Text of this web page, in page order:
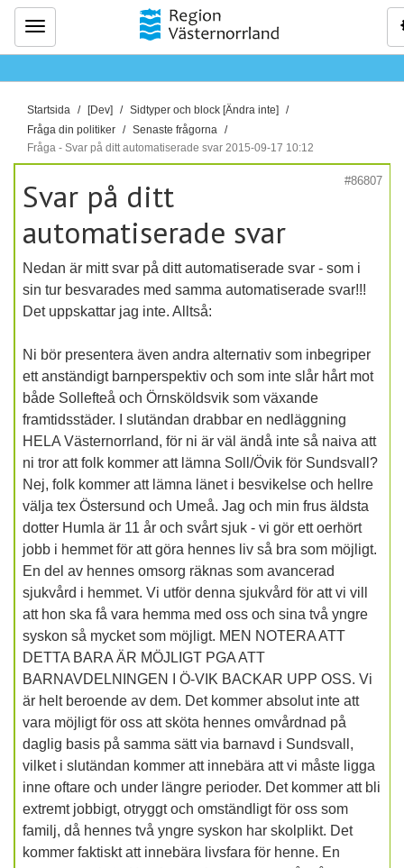
Meny
D
u
ä
h
r
:
Startsida [Dev]
Sidtyper och block [Ändra inte]
Fråga din politiker
Senaste frågorna
Fråga - Svar på ditt automatiserade svar 2015-09-17 10:12
#86807
Svar på ditt
automatiserade svar
Nedan är mitt svar på ditt automatiserade svar - som i
sin tur besvarades med samma automatiserade svar!!!
Det uppskattar jag inte. Alltså:
Ni bör presentera även andra alternativ som inbegriper
ett anständigt barnperspektiv och som inte slår hårt mot
både Sollefteå och Örnsköldsvik som växande
framtidsstäder. I slutändan drabbar en nedläggning
HELA Västernorrland, för ni är väl ändå inte så naiva att
ni tror att folk kommer att lämna Soll/Övik för Sundsvall?
Nej, folk kommer att lämna länet i besvikelse och hellre
välja tex Östersund och Umeå. Jag och min frus äldsta
dotter Humla är 11 år och svårt sjuk - vi gör ett oerhört
jobb i hemmet för att göra hennes liv så bra som möjligt.
En del av hennes omsorg räknas som avancerad
sjukvård i hemmet. Vi utför denna sjukvård för att vi vill
att hon ska få vara hemma med oss och sina två yngre
syskon så mycket som möjligt. MEN NOTERA ATT
DETTA BARA ÄR MÖJLIGT PGA ATT
BARNAVDELNINGEN I Ö-VIK BACKAR UPP OSS. Vi
är helt beroende av dem. Det kommer absolut inte att
vara möjligt för oss att sköta hennes omvårdnad på
daglig basis på samma sätt via barnavd i Sundsvall,
vilket i slutändan kommer att innebära att vi måste ligga
inne oftare och under längre perioder. Det kommer att bli
extremt jobbigt, otryggt och omständligt för oss som
familj, då hennes två yngre syskon har skolplikt. Det
kommer faktiskt att innebära livsfara för henne. En